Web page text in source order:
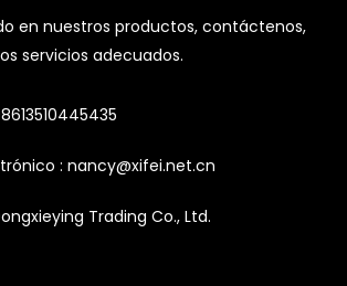
en nuestros productos, contáctenos,
servicios adecuados.
: nancy@xifei.net.cn
Trading Co., Ltd.